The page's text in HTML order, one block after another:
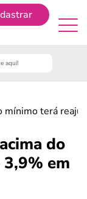
mínimo terá
do
em